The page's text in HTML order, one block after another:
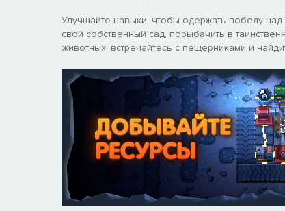
Улучшайте навыки, чтобы одержать победу
свой собственный сад, порыбачить в
животных, встречайтесь с пещерниками и